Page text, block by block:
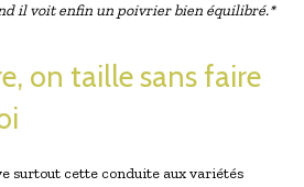
il voit enfin un poivrier bien équilibré.*
on taille sans faire
surtout cette conduite aux variétés